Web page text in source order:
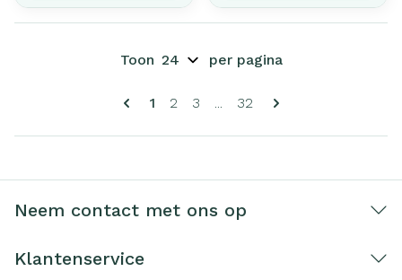
U lees momenteel pagina
1 Pagina
2 Pagina
3 Pagina
32
Toon per pagina
Neem contact met ons op
Klantenservice